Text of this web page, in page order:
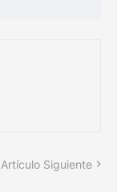
Artículo Siguiente